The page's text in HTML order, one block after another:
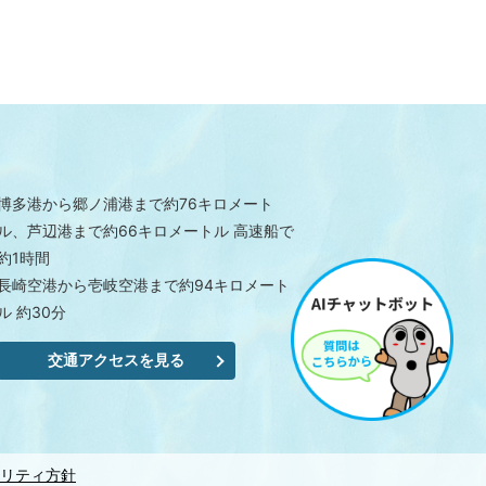
多港から郷ノ浦港まで約76キロメート
、芦辺港まで約66キロメートル 高速船で
1時間
崎空港から壱岐空港まで約94キロメート
約30分
交通アクセスを見る
ティ方針